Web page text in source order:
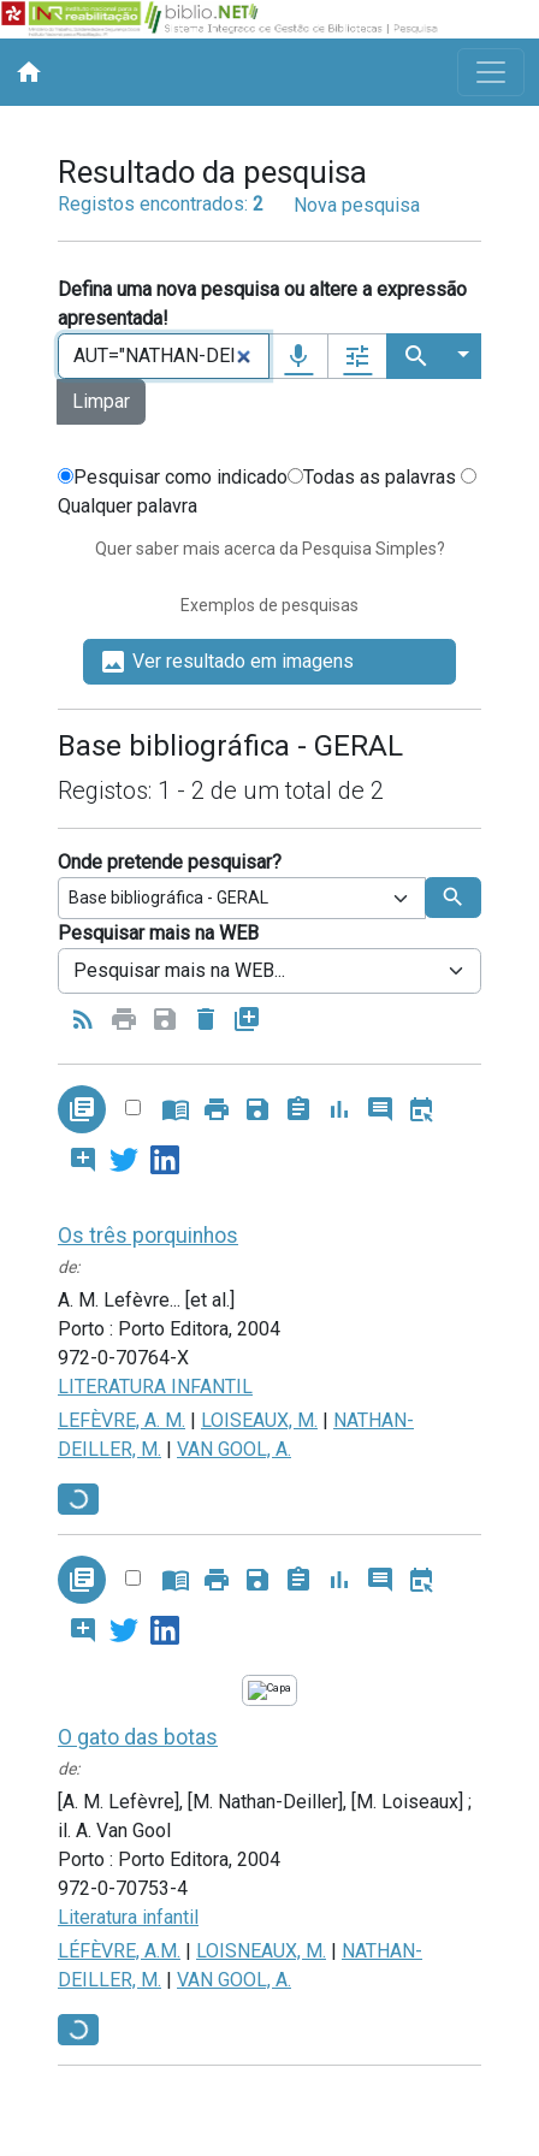
home
Resultado da pesquisa
Registos encontrados: 2 Nova pesquisa
Defina uma nova pesquisa ou altere a expressão
apresentada!
mic tune search Mais
Limpar
Tipo de operador a usar entre termos de
Pesquisar como indicado
Todas as palavras
Qualquer palavra
Quer saber mais acerca da Pesquisa Simples?
Exemplos de pesquisas
image Ver resultado em imagens
Base bibliográfica - GERAL
Registos: 1 - 2 de um total de 2
Onde pretende pesquisar?
search
Pesquisar mais na WEB
Tipo de operador a usar entre termos de
rss_feed print save delete library_add
library_books menu_book print save assignment bar_chart comment
book_online
add_comment
Os três porquinhos
de:
A. M. Lefèvre... [et al.]
Porto : Porto Editora, 2004
972-0-70764-X
LITERATURA INFANTIL
LEFÈVRE, A. M. | LOISEAUX, M. | NATHAN-
DEILLER, M. | VAN GOOL, A.
library_books menu_book print save assignment bar_chart comment
book_online
add_comment
O gato das botas
de:
[A. M. Lefèvre], [M. Nathan-Deiller], [M. Loiseaux] ;
il. A. Van Gool
Porto : Porto Editora, 2004
972-0-70753-4
Literatura infantil
LÉFÈVRE, A.M. | LOISNEAUX, M. | NATHAN-
DEILLER, M. | VAN GOOL, A.